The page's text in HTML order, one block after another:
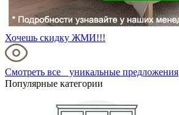
Хочешь скидку ЖМИ!!!
Смотреть все уникальные предложения
Популярные категории